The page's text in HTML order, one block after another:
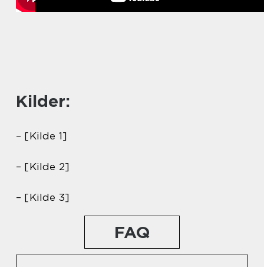
Kilder:
– [Kilde 1]
– [Kilde 2]
– [Kilde 3]
FAQ